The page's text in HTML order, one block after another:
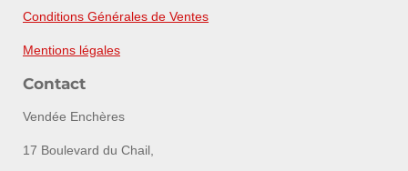
Conditions Générales de Ventes
Mentions légales
Contact
Vendée Enchères
17 Boulevard du Chail,